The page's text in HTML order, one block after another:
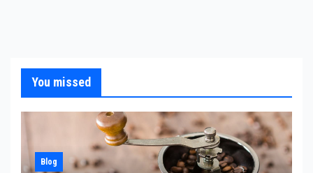
You missed
Blog